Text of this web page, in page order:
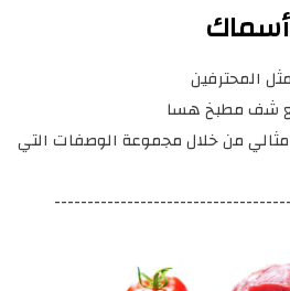
أسماك
المحترفين
شف مطبخ هسا
من خلال مجموعة الوصفات التي